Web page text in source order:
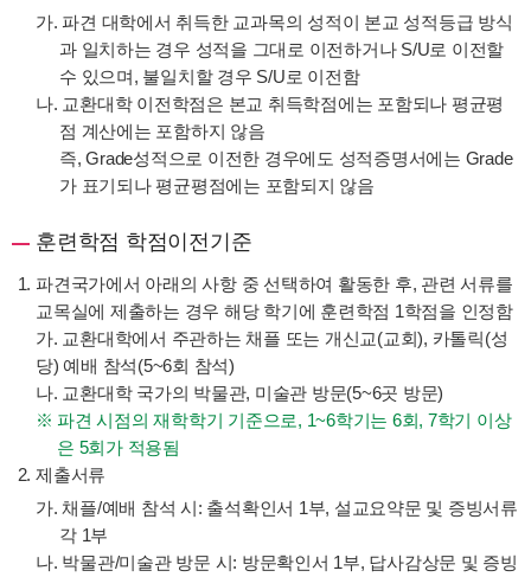
가. 파견 대학에서 취득한 교과목의 성적이 본교 성적등급 방식
과 일치하는 경우 성적을 그대로 이전하거나 S/U로 이전할
수 있으며, 불일치할 경우 S/U로 이전함
나. 교환대학 이전학점은 본교 취득학점에는 포함되나 평균평
점 계산에는 포함하지 않음
즉, Grade성적으로 이전한 경우에도 성적증명서에는 Grade
가 표기되나 평균평점에는 포함되지 않음
훈련학점 학점이전기준
파견국가에서 아래의 사항 중 선택하여 활동한 후, 관련 서류를
교목실에 제출하는 경우 해당 학기에 훈련학점 1학점을 인정함
가. 교환대학에서 주관하는 채플 또는 개신교(교회), 카톨릭(성
당) 예배 참석(5~6회 참석)
나. 교환대학 국가의 박물관, 미술관 방문(5~6곳 방문)
파견 시점의 재학학기 기준으로, 1~6학기는 6회, 7학기 이상
은 5회가 적용됨
제출서류
가. 채플/예배 참석 시: 출석확인서 1부, 설교요약문 및 증빙서류
각 1부
나. 박물관/미술관 방문 시: 방문확인서 1부, 답사감상문 및 증빙